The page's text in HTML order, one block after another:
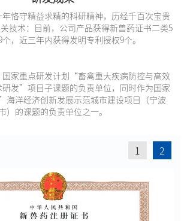
恪守精益求精的科研精神，历经千百次宝贵
技术：目前，公司产品获得新兽药证书二类5
，近三年内获得发明专利授权9个。
家重点研发计划“畜禽重大疾病防控与高效
研发”项目子课题的负责单位，同时作为国家
洋经济创新发展示范城市建设项目（宁波
）的课题的负责单位之一。
1 2